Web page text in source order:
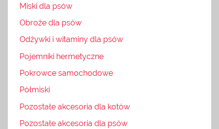
Miski dla psów
Obroże dla psów
Odżywki i witaminy dla psów
Pojemniki hermetyczne
Pokrowce samochodowe
Półmiski
Pozostałe akcesoria dla kotów
Pozostałe akcesoria dla psów